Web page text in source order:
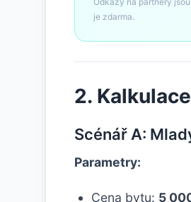
je zdarma.
2.
Scénář A:
Parametry:
Cena bytu: 5